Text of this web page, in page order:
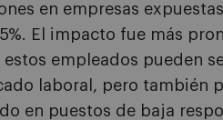
en empresas
El impacto fue más
estos empleados pueden
laboral, pero también
en puestos de baja